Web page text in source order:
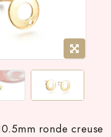
ronde creuse